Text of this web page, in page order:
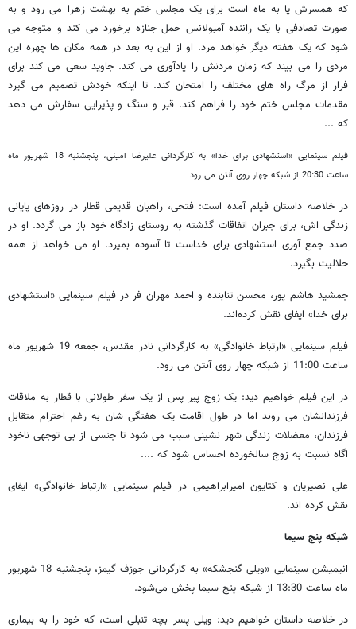
که همسرش پا به ماه است برای یک مجلس ختم به بهشت زهرا می رود و به
صورت تصادفی با یک راننده آمبولانس حمل جنازه برخورد می کند و متوجه می
شود که یک هفته دیگر خواهد مرد. او از این به بعد در همه مکان ها چهره این
مردی را می بیند که زمان مردنش را یادآوری می کند. جاوید سعی می کند برای
فرار از مرگ راه های مختلف را امتحان کند. تا اینکه خودش تصمیم می گیرد
مقدمات مجلس ختم خود را فراهم کند. قبر و سنگ و پذیرایی سفارش می دهد
که ...
فیلم سینمایی «استشهادی برای خدا» به کارگردانی علیرضا امینی، پنجشنبه 18 شهریور ماه
ساعت 20:30 از شبکه چهار روی آنتن می رود.
در خلاصه داستان فیلم آمده است: فتحی، راهبان قدیمی قطار در روزهای پایانی
زندگی اش، برای جبران اتفاقات گذشته به روستای زادگاه خود باز می گردد. او در
صدد جمع آوری استشهادی برای خداست تا آسوده بمیرد. او می خواهد از همه
حلالیت بگیرد.
جمشید هاشم پور، محسن تنابنده و احمد مهران فر در فیلم سینمایی «استشهادی
برای خدا» ایفای نقش کرده‌اند.
فیلم سینمایی «ارتباط خانوادگی» به کارگردانی نادر مقدس، جمعه 19 شهریور ماه
ساعت 11:00 از شبکه چهار روی آنتن می رود.
در این فیلم خواهیم دید: یک زوج پیر پس از یک سفر طولانی با قطار به ملاقات
فرزندانشان می روند اما در طول اقامت یک هفتگی شان به رغم احترام متقابل
فرزندان، معضلات زندگی شهر نشینی سبب می شود تا جنسی از بی توجهی ناخود
اگاه نسبت به زوج سالخورده احساس شود که ....
علی نصیریان و کتایون امیرابراهیمی در فیلم سینمایی «ارتباط خانوادگی» ایفای
نقش کرده اند.
شبکه پنج سیما
انیمیشن سینمایی «ویلی گنجشکه» به کارگردانی جوزف گیمز، پنجشنبه 18 شهریور
ماه ساعت 13:30 از شبکه پنج سیما پخش می‌شود.
در خلاصه داستان خواهیم دید: ویلی پسر بچه تنبلی است، که خود را به بیماری